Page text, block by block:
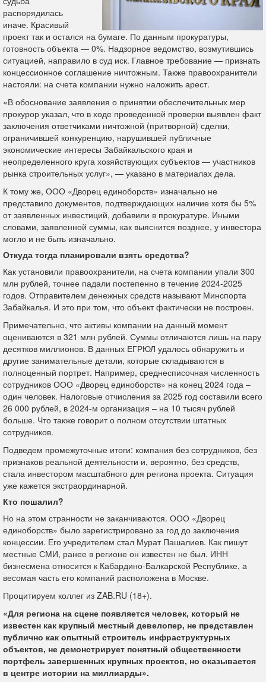
распорядилась
иначе. Красивый
проект так и остался на бумаге. По данным прокуратуры,
готовность объекта — 0%. Надзорное ведомство, возмутившись
ситуацией, направило в суд иск. Главное требование — признать
концессионное соглашение ничтожным. Также правоохранители
настояли: на счета компании нужно наложить арест.
«В обоснование заявления о принятии обеспечительных мер
прокурор указал, что в ходе проведенной проверки выявлен факт
заключения ответчиками ничтожной (притворной) сделки,
ограничившей конкуренцию, нарушившей публичные
экономические интересы Забайкальского края и
неопределенного круга хозяйствующих субъектов — участников
рынка строительных услуг», — указано в материалах дела.
К тому же, ООО «Дворец единоборств» изначально не
представило документов, подтверждающих наличие хотя бы 5%
от заявленных инвестиций, добавили в прокуратуре. Иными
словами, заявленной суммы, как выяснится позднее, у инвестора
могло и не быть изначально.
Откуда тогда планировали взять средства?
Как установили правоохранители, на счета компании упали 300
млн рублей, точнее падали постепенно в течение 2024-2025
годов. Отправителем денежных средств называют Минспорта
Забайкалья. И это при том, что объект фактически не построен.
Примечательно, что активы компании на данный момент
оцениваются в 321 млн рублей. Суммы отличаются лишь на пару
десятков миллионов. В данных ЕГРЮЛ удалось обнаружить и
другие занимательные детали, которые складываются в
полноценный портрет. Например, среднесписочная численность
сотрудников ООО «Дворец единоборств» на конец 2024 года –
один человек. Налоговые отчисления за 2025 год составили всего
26 000 рублей, в 2024-м организация – на 10 тысяч рублей
больше. Что также говорит о полном отсутствии штатных
сотрудников.
Подведем промежуточные итоги: компания без сотрудников, без
признаков реальной деятельности и, вероятно, без средств,
стала инвестором масштабного для региона проекта. Ситуация
уже кажется экстраординарной.
Кто пошалил?
Но на этом странности не заканчиваются. ООО «Дворец
единоборств» было зарегистрировано за год до заключения
концессии. Его учредителем стал Мурат Пашалиев. Как пишут
местные СМИ, ранее в регионе он известен не был. ИНН
бизнесмена относится к Кабардино-Балкарской Республике, а
весомая часть его компаний расположена в Москве.
Процитируем коллег из ZAB.RU (18+).
«Для региона на сцене появляется человек, который не
известен как крупный местный девелопер, не представлен
публично как опытный строитель инфраструктурных
объектов, не демонстрирует понятный общественности
портфель завершенных крупных проектов, но оказывается
в центре истории на миллиарды».